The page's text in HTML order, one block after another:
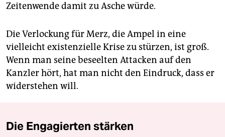
Zeitenwende damit zu Asche würde.
Die Verlockung für Merz, die Ampel in eine
vielleicht existenzielle Krise zu stürzen, ist groß.
Wenn man seine beseelten Attacken auf den
Kanzler hört, hat man nicht den Eindruck, dass er
wider­stehen will.
Die Engagierten stärken